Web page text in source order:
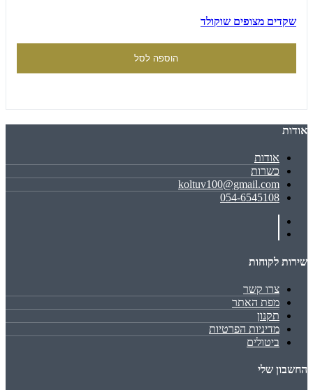
שקדים מצופים שוקולד
הוספה לסל
אודות
אודות
כשרות
koltuv100@gmail.com
054-6545108
שירות לקוחות
צרו קשר
מפת האתר
תקנון
מדיניות הפרטיות
ביטולים
החשבון שלי